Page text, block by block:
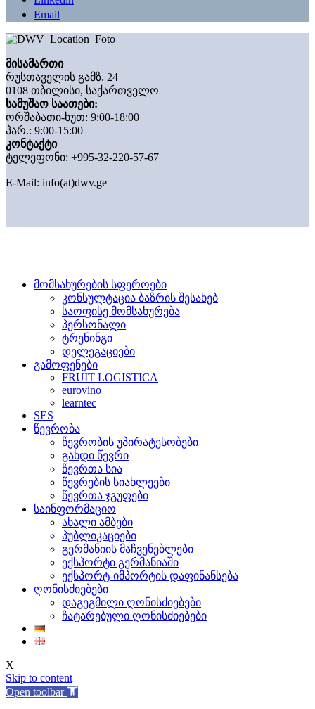
Email
მისამართი
რუსთაველის გამზ. 24
0108 თბილისი, საქართველო
სამუშაო საათები:
ორშაბათი-ხუთ: 9:00-18:00
პარ.: 9:00-15:00
კონტაქტი
ტელეფონი: +995-32-220-57-67
E-Mail: info(at)dwv.ge
მომსახურების სფეროები
კონსულტაცია ბაზრის შესახებ
საოფისე მომსახურება
პერსონალი
ტრენინგი
დელეგაციები
გამოფენები
FRUIT LOGISTICA
eurovino
learntec
SES
წევრობა
წევრობის უპირატესობები
გახდი წევრი
წევრთა სია
წევრების სიახლეები
წევრთა ჯგუფები
საინფორმაციო
ახალი ამბები
პუბლიკაციები
გერმანიის მაჩვენებლები
ექსპორტი გერმანიაში
ექსპორტ-იმპორტის დაფინანსება
ღონისძიებები
დაგეგმილი ღონისძიებები
ჩატარებული ღონისძიებები
X
Skip to content
Open toolbar